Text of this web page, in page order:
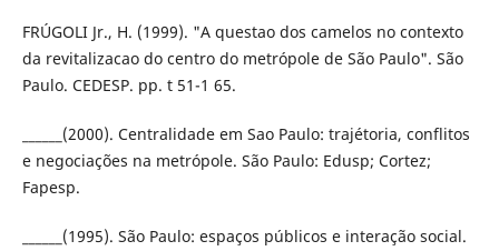
FRÚGOLI Jr., H. (1999). "A questao dos camelos no contexto
da revitalizacao do centro do metrópole de São Paulo". São
Paulo. CEDESP. pp. t 51-1 65.
______(2000). Centralidade em Sao Paulo: trajétoria, conflitos
e negociações na metrópole. São Paulo: Edusp; Cortez;
Fapesp.
______(1995). São Paulo: espaços públicos e interação social.